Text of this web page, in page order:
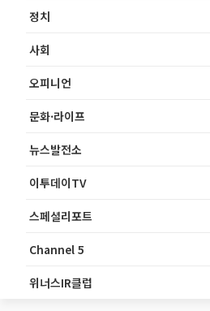
정치
사회
오피니언
문화·라이프
뉴스발전소
이투데이TV
스페셜리포트
Channel 5
위너스IR클럽